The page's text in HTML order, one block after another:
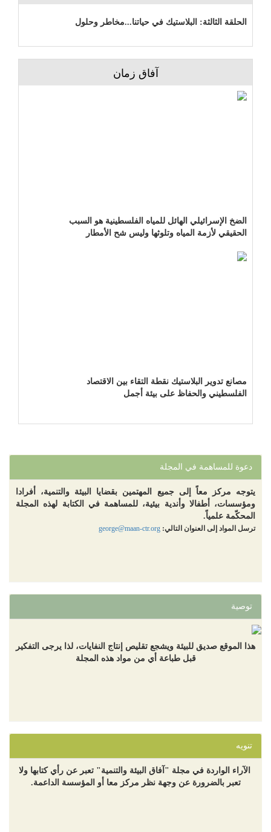
الحلقة الثالثة: البلاستيك في حياتنا...مخاطر وحلول
آفاق زمان
الضخ الإسرائيلي الهائل للمياه الفلسطينية هو السبب
الحقيقي لأزمة المياه وتلوثها وليس شح الأمطار
مصانع تدوير البلاستيك نقطة التقاء بين الاقتصاد
الفلسطيني والحفاظ على بيئة أجمل
دعوة للمساهمة في المجلة
يتوجه مركز معاً إلى جميع المهتمين بقضايا البيئة والتنمية، أفرادا
ومؤسسات، أطفالا وأندية بيئية، للمساهمة في الكتابة لهذه المجلة
المحكّمة علمياً.
ترسل المواد إلى العنوان التالي: george@maan-ctr.org
توصية
هذا الموقع صديق للبيئة ويشجع تقليص إنتاج النفايات، لذا يرجى التفكير
قبل طباعة أي من مواد هذه المجلة
تنويه
الآراء الواردة في مجلة "آفاق البيئة والتنمية" تعبر عن رأي كتابها ولا
تعبر بالضرورة عن وجهة نظر مركز معا أو المؤسسة الداعمة.